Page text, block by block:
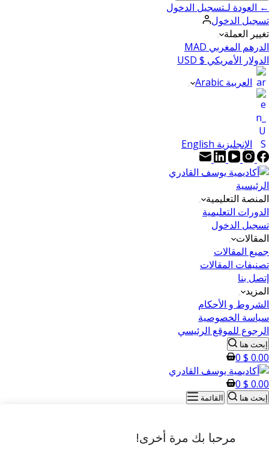
← العودة لـتسجيل الدخول
تسجيل الدخول
تغيير العملة
الدرهم المغربي MAD
الدولار الأمريكي $ USD
العربية Arabic
الإنجليزية English
الرئيسية
المنصة التعليمية
الدورات التعليمية
تسجيل الدخول
المقالات
جميع المقالات
تصنيفات المقالات
إتصل بنا
المزيد
الشروط و الأحكام
سياسة الخصوصية
الرجوع للموقع الرئيسي
إبحث هنا
0.00
$
0
0.00
$
0
إبحث هنا القائمة
مرحبا بك مرة أخرى!